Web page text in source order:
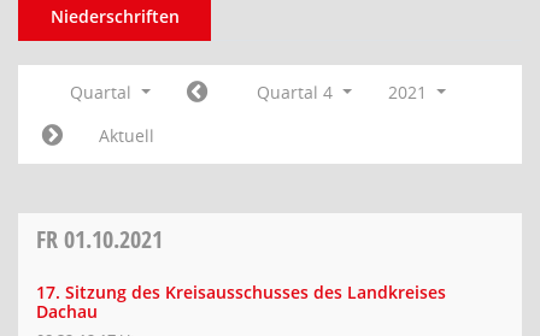
Niederschriften
Quartal Quartal 4
2021
Aktuell
FR01.10.2021
17. Sitzung des Kreisausschusses des Landkreises
Dachau